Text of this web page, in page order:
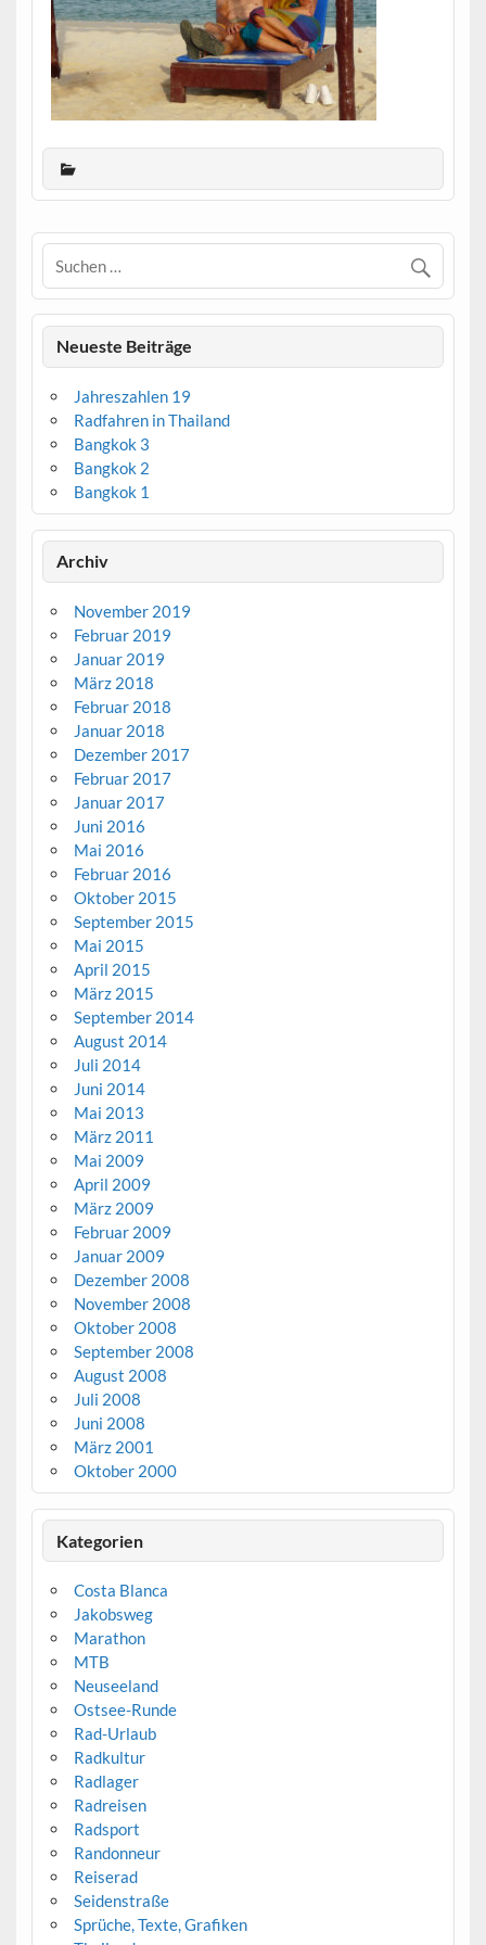
Neueste Beiträge
Jahreszahlen 19
Radfahren in Thailand
Bangkok 3
Bangkok 2
Bangkok 1
Archiv
November 2019
Februar 2019
Januar 2019
März 2018
Februar 2018
Januar 2018
Dezember 2017
Februar 2017
Januar 2017
Juni 2016
Mai 2016
Februar 2016
Oktober 2015
September 2015
Mai 2015
April 2015
März 2015
September 2014
August 2014
Juli 2014
Juni 2014
Mai 2013
März 2011
Mai 2009
April 2009
März 2009
Februar 2009
Januar 2009
Dezember 2008
November 2008
Oktober 2008
September 2008
August 2008
Juli 2008
Juni 2008
März 2001
Oktober 2000
Kategorien
Costa Blanca
Jakobsweg
Marathon
MTB
Neuseeland
Ostsee-Runde
Rad-Urlaub
Radkultur
Radlager
Radreisen
Radsport
Randonneur
Reiserad
Seidenstraße
Sprüche, Texte, Grafiken